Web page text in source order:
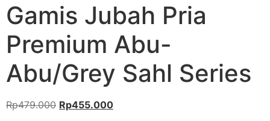
Gamis Jubah Pria
Premium Abu-
Abu/Grey Sahl Series
Rp479.000 Rp455.000